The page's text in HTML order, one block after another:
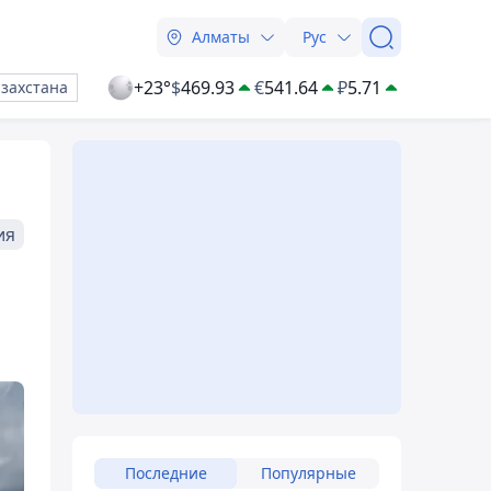
Алматы Рус
+23°$469.93 €541.64 ₽5.71
Последние Популярные